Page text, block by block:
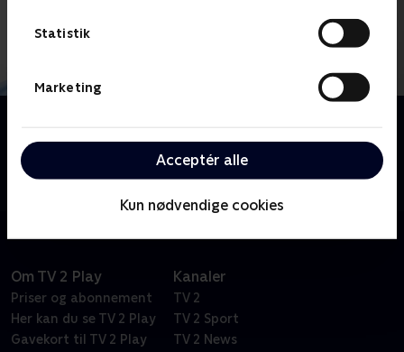
Statistik
Marketing
Acceptér alle
Kun nødvendige cookies
Hun lyver, snyder og stjæler, hun lider, narrer sine
venner, sluger piller og knuser hjerter. Men du er på
Om TV 2 Play
Priser og abonnement
Her kan du se TV 2 Play
Gavekort til TV 2 Play
Kanaler
TV 2
TV 2 Sport
TV 2 News